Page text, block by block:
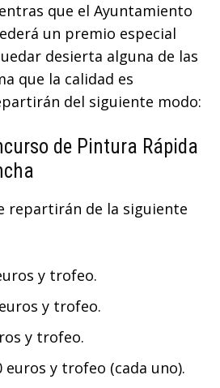
que el Ayuntamiento
un premio especial
desierta alguna de las
que la calidad es
del siguiente modo:
de Pintura Rápida
repartirán de la siguiente
y trofeo.
y trofeo.
y trofeo.
euros y trofeo (cada uno).